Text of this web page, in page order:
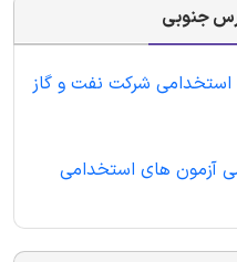
جنوبی
استخدامی شرکت نفت و گاز
آزمون های استخدامی